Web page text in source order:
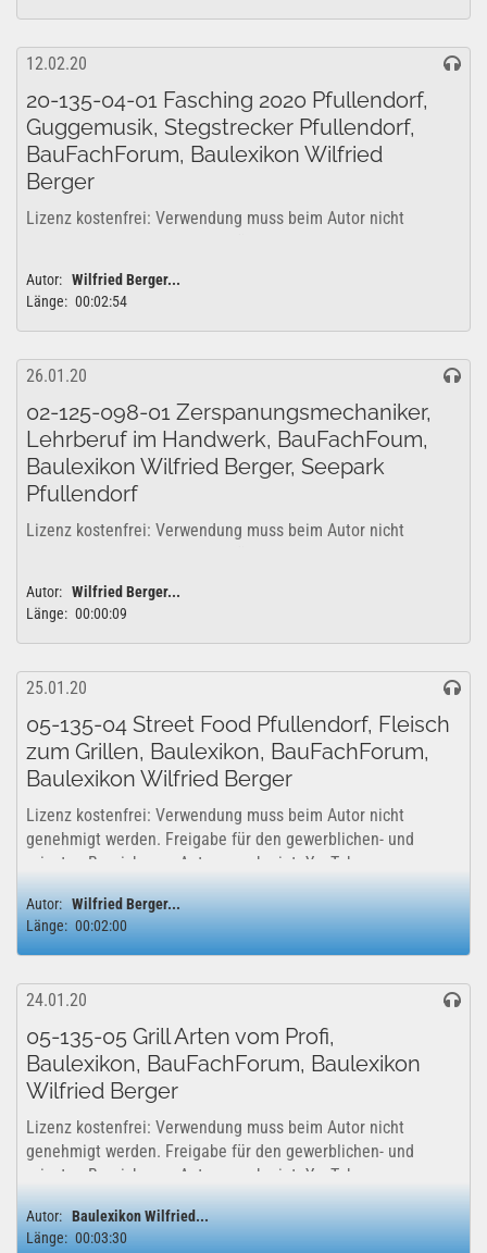
12.02.20
20-135-04-01 Fasching 2020 Pfullendorf,
Guggemusik, Stegstrecker Pfullendorf,
BauFachForum, Baulexikon Wilfried
Berger
Lizenz kostenfrei: Verwendung muss beim Autor nicht
Lizenzfreigabe: Das Projekt kann uneingeschränkt für...
Autor: Wilfried Berger...
Länge: 00:02:54
26.01.20
02-125-098-01 Zerspanungsmechaniker,
Lehrberuf im Handwerk, BauFachFoum,
Baulexikon Wilfried Berger, Seepark
Pfullendorf
Lizenz kostenfrei: Verwendung muss beim Autor nicht
Lizenzfreigabe: Das Projekt kann uneingeschränkt für...
Autor: Wilfried Berger...
Länge: 00:00:09
25.01.20
05-135-04 Street Food Pfullendorf, Fleisch
zum Grillen, Baulexikon, BauFachForum,
Baulexikon Wilfried Berger
Lizenz kostenfrei: Verwendung muss beim Autor nicht
genehmigt werden. Freigabe für den gewerblichen- und
privaten Bereich vom Autor genehmigt. YouTube
Lizenzfreigabe: Das Projekt kann uneingeschränkt für...
Autor: Wilfried Berger...
Länge: 00:02:00
24.01.20
05-135-05 Grill Arten vom Profi,
Baulexikon, BauFachForum, Baulexikon
Wilfried Berger
Lizenz kostenfrei: Verwendung muss beim Autor nicht
genehmigt werden. Freigabe für den gewerblichen- und
privaten Bereich vom Autor genehmigt. YouTube
Lizenzfreigabe: Das Projekt kann uneingeschränkt für...
Autor: Baulexikon Wilfried...
Länge: 00:03:30